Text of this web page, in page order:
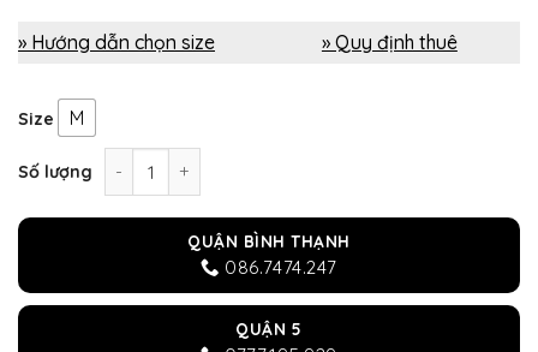
» Hướng dẫn chọn size » Quy định thuê
Size M
Số lượng
QUẬN BÌNH THẠNH
086.7474.247
QUẬN 5